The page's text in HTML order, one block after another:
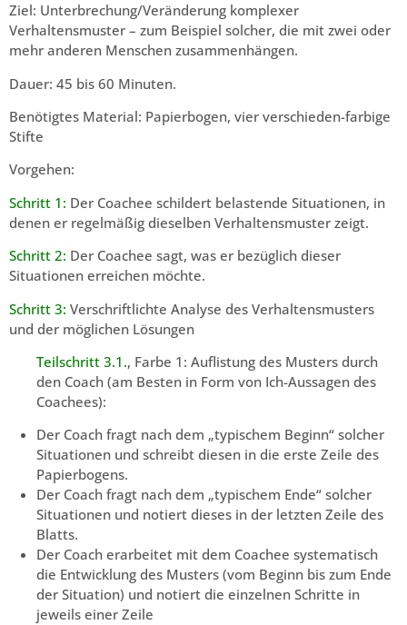
Ziel: Unterbrechung/Veränderung komplexer
Verhaltensmuster – zum Beispiel solcher, die mit zwei oder
mehr anderen Menschen zusammenhängen.
Dauer: 45 bis 60 Minuten.
Benötigtes Material: Papierbogen, vier verschieden-farbige
Stifte
Vorgehen:
Schritt 1: Der Coachee schildert belastende Situationen, in
denen er regelmäßig dieselben Verhaltensmuster zeigt.
Schritt 2: Der Coachee sagt, was er bezüglich dieser
Situationen erreichen möchte.
Schritt 3: Verschriftlichte Analyse des Verhaltensmusters
und der möglichen Lösungen
Teilschritt 3.1., Farbe 1: Auflistung des Musters durch
den Coach (am Besten in Form von Ich-Aussagen des
Coachees):
Der Coach fragt nach dem „typischem Beginn“ solcher
Situationen und schreibt diesen in die erste Zeile des
Papierbogens.
Der Coach fragt nach dem „typischem Ende“ solcher
Situationen und notiert dieses in der letzten Zeile des
Blatts.
Der Coach erarbeitet mit dem Coachee systematisch
die Entwicklung des Musters (vom Beginn bis zum Ende
der Situation) und notiert die einzelnen Schritte in
jeweils einer Zeile